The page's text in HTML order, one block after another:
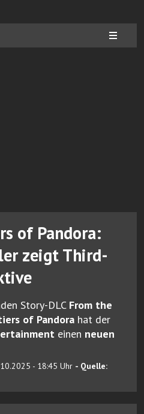
of Pandora:
zeigt Third-
Story-DLC From the
of Pandora hat der
einen neuen
- 18:45 Uhr - Quelle: